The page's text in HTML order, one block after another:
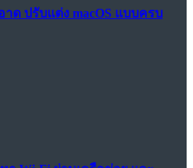
ด ปรับแต่ง macOS แบบครบ